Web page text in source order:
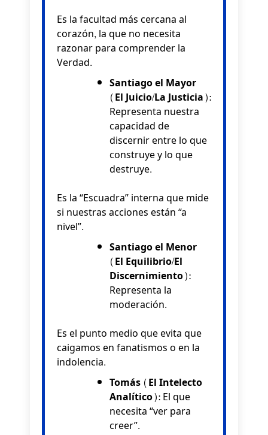
Es la facultad más cercana al
corazón, la que no necesita
razonar para comprender la
Verdad.
Santiago el Mayor
(El Juicio/La Justicia):
Representa nuestra
capacidad de
discernir entre lo que
construye y lo que
destruye.
Es la “Escuadra” interna que mide
si nuestras acciones están “a
nivel”.
Santiago el Menor
(El Equilibrio/El
Discernimiento):
Representa la
moderación.
Es el punto medio que evita que
caigamos en fanatismos o en la
indolencia.
Tomás (El Intelecto
Analítico):El que
necesita “ver para
creer”.